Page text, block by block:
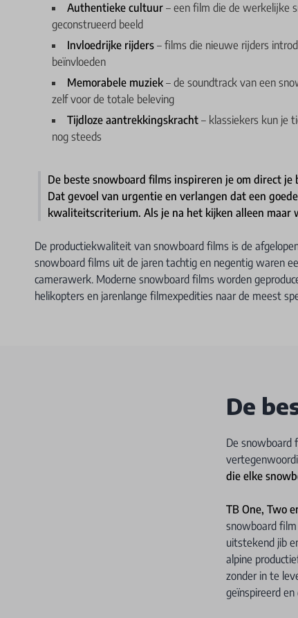
Authentieke cultuur – een film die de werkelijke
geconstrueerd beeld
Invloedrijke rijders – films die nieuwe rijders
beïnvloeden
Memorabele muziek – de soundtrack van een
zelf voor de totale beleving
Tijdloze aantrekkingskracht – klassiekers kun je
nog steeds
De beste snowboard films inspireren je om direct
Dat gevoel van urgentie en verlangen dat een
kwaliteitscriterium. Als je na het kijken alleen
De productiekwaliteit van snowboard films is de
snowboard films uit de jaren tachtig en negentig waren
camerawerk. Moderne snowboard films worden
helikopters en jarenlange filmexpedities naar de meest
De
De snowboard
die elke
TB One, Two
snowboard
uitstekend jib
alpine
zonder in te
geïnspireerd